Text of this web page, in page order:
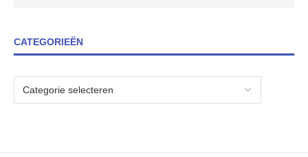
CATEGORIEËN